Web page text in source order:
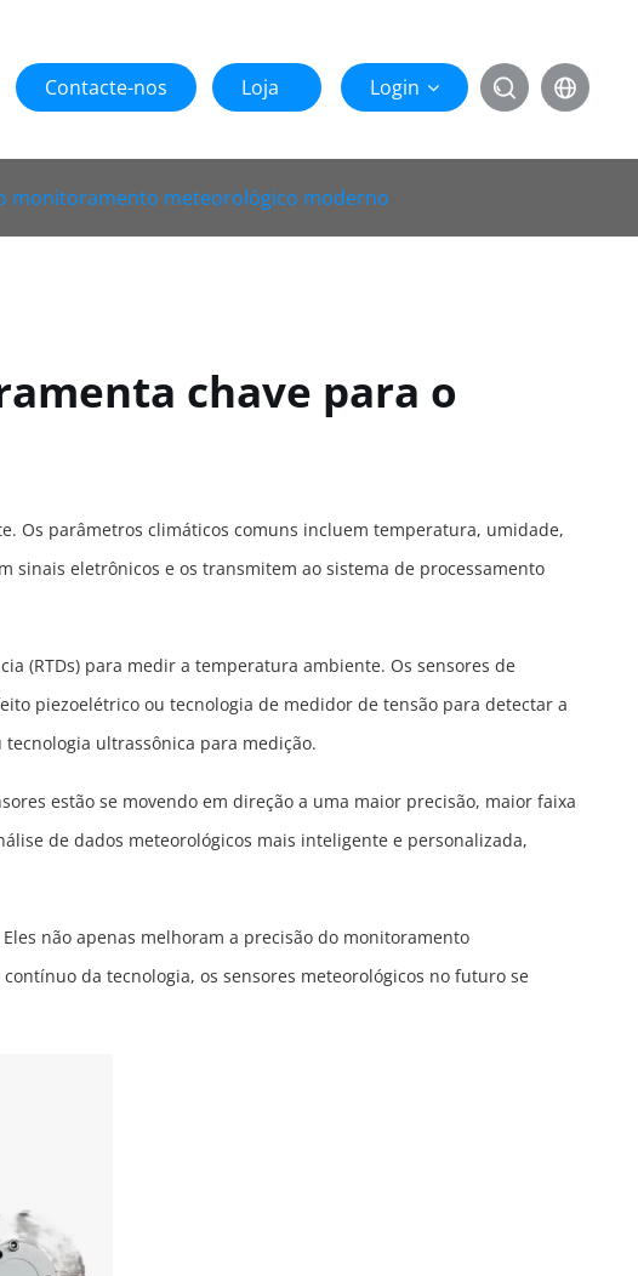
Contacte-nos Loja Login  
monitoramento meteorológico moderno
chave para o
Os parâmetros climáticos comuns incluem temperatura, umidade,
sinais eletrônicos e os transmitem ao sistema de processamento
(RTDs) para medir a temperatura ambiente. Os sensores de
piezoelétrico ou tecnologia de medidor de tensão para detectar a
ultrassônica para medição.
estão se movendo em direção a uma maior precisão, maior faixa
de dados meteorológicos mais inteligente e personalizada,
não apenas melhoram a precisão do monitoramento
da tecnologia, os sensores meteorológicos no futuro se